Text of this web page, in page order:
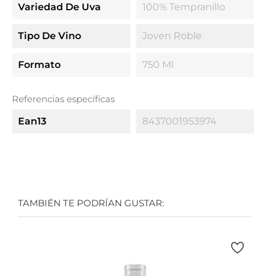
Variedad De Uva 100% Tempranillo
Tipo De Vino Joven Roble
Formato 750 Ml
Referencias específicas
Ean13
8437001953974
TAMBIÉN TE PODRÍAN GUSTAR: